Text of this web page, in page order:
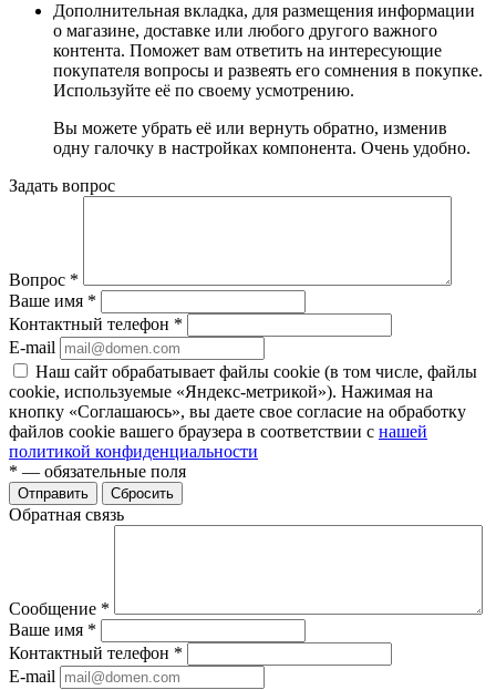
Дополнительная вкладка, для размещения информации
о магазине, доставке или любого другого важного
контента. Поможет вам ответить на интересующие
покупателя вопросы и развеять его сомнения в покупке.
Используйте её по своему усмотрению.
Вы можете убрать её или вернуть обратно, изменив
одну галочку в настройках компонента. Очень удобно.
Задать вопрос
Вопрос *
Ваше имя *
Контактный телефон *
E-mail
Наш сайт обрабатывает файлы cookie (в том числе, файлы
cookie, используемые «Яндекс-метрикой»). Нажимая на
кнопку «Соглашаюсь», вы даете свое согласие на обработку
файлов cookie вашего браузера в соответствии с нашей
политикой конфиденциальности
* — обязательные поля
Отправить Сбросить
Обратная связь
Сообщение *
Ваше имя *
Контактный телефон *
E-mail